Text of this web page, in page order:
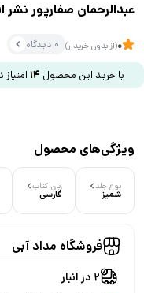
عبدالرحمان صفارپور نشر
0(از بدون خریدار) 0 دیدگاه
با خرید این محصول 14
ویژگی‌های محصول
نوع جلد
شمیز
زبان کتاب
فارسی
فروشگاه مداد آبی
2 در انبار